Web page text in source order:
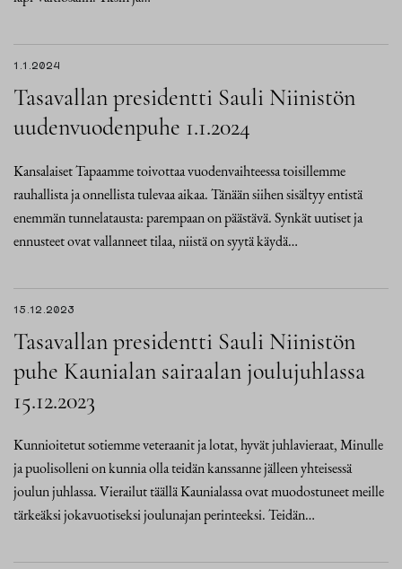
1.1.2024
Tasavallan presidentti Sauli Niinistön
uudenvuodenpuhe 1.1.2024
Kansalaiset Tapaamme toivottaa vuodenvaihteessa toisillemme
rauhallista ja onnellista tulevaa aikaa. Tänään siihen sisältyy entistä
enemmän tunnelatausta: parempaan on päästävä. Synkät uutiset ja
ennusteet ovat vallanneet tilaa, niistä on syytä käydä…
15.12.2023
Tasavallan presidentti Sauli Niinistön
puhe Kaunialan sairaalan joulujuhlassa
15.12.2023
Kunnioitetut sotiemme veteraanit ja lotat, hyvät juhlavieraat, Minulle
ja puolisolleni on kunnia olla teidän kanssanne jälleen yhteisessä
joulun juhlassa. Vierailut täällä Kaunialassa ovat muodostuneet meille
tärkeäksi jokavuotiseksi joulunajan perinteeksi. Teidän…